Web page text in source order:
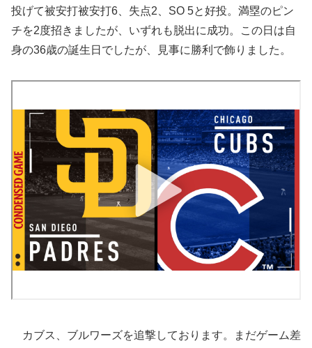
投げて被安打被安打6、失点2、SO 5と好投。満塁のピン
チを2度招きましたが、いずれも脱出に成功。この日は自
身の36歳の誕生日でしたが、見事に勝利で飾りました。
カブス、ブルワーズを追撃しております。まだゲーム差